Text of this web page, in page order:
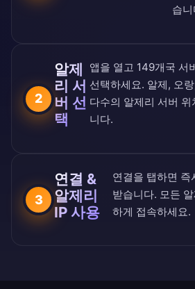
습니
2
알제
리 서
버 선
택
앱을 열고 149개국 서
선택하세요. 알제, 오
다수의 알제리 서버
니다.
3
연결 &
알제리
IP 사용
연결을 탭하면 즉
받습니다. 모든
하게 접속하세요.